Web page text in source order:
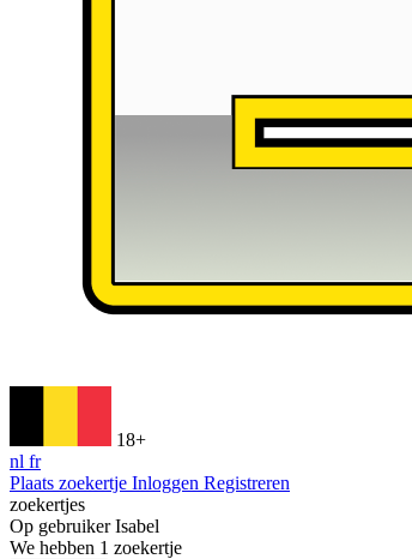
18+
nl fr
Plaats zoekertje Inloggen Registreren
zoekertjes
Op gebruikerIsabel
We hebben 1 zoekertje